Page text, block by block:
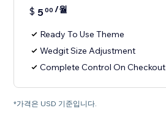
$ 500 /월
Ready To Use Theme
Wedgit Size Adjustment
Complete Control On Checkout
*가격은 USD 기준입니다.